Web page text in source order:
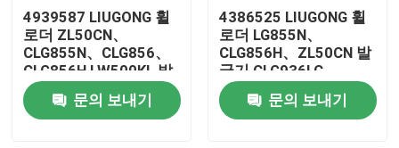
우리에 대하여
공장 여행
품질 관리
4939587 LIUGONG 휠
로더 ZL50CN、
CLG855N、CLG856、
CLG856H LW500KL 발
굴기 CLG922LC、
CLG925LC를 위한 오일
펌프
문의 보내기
4386525 LIUGONG 휠
로더 LG855N、
CLG856H、ZL50CN 발
굴기 CLG936LC、
CLG939LC 엔진
6C836CT8.3、
ISC8.3、QSC83
문의 보내기